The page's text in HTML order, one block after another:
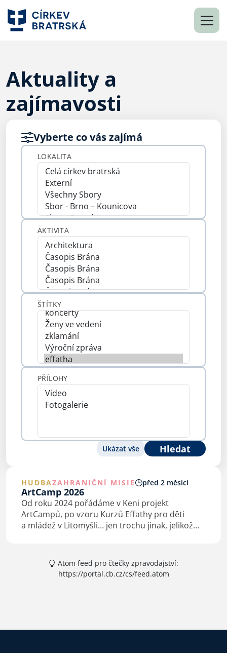
Aktuality a
zajímavosti
Vyberte co vás zajímá
LOKALITA
AKTIVITA
ŠTÍTKY
PŘÍLOHY
Ukázat vše Hledat
HUDBAZAHRANIČNÍ MISIE před 2 měsíci
ArtCamp 2026
Od roku 2024 pořádáme v Keni projekt
ArtCampů, po vzoru Kurzů Effathy pro děti
a mládež v Litomyšli… jen trochu jinak, jelikož
Atom feed pro čtečky zpravodajství:
https://portal.cb.cz/cs/feed.atom